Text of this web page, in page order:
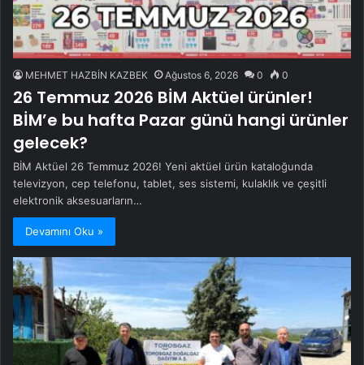
MEHMET HAZBİN KAZBEK Ağustos 6, 2026 0 0
26 Temmuz 2026 BİM Aktüel ürünler!
BİM’e bu hafta Pazar günü hangi ürünler
gelecek?
BİM Aktüel 26 Temmuz 2026! Yeni aktüel ürün kataloğunda
televizyon, cep telefonu, tablet, ses sistemi, kulaklık ve çeşitli
elektronik aksesuarların…
Devamını Oku »